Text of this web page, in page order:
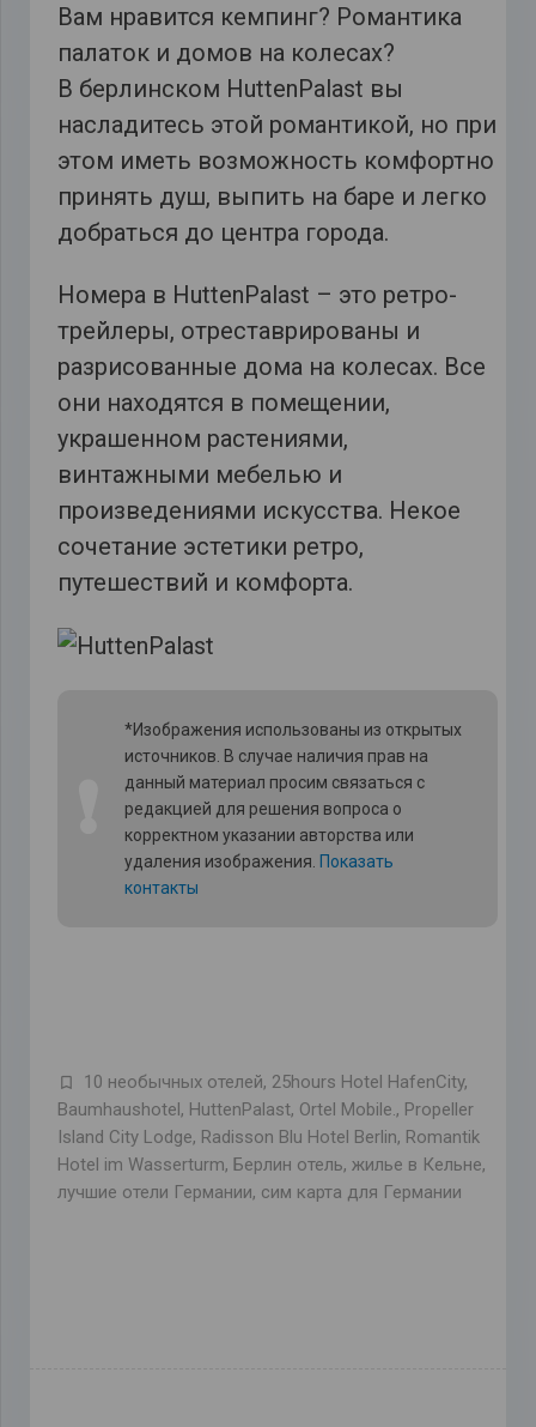
Вам нравится кемпинг? Романтика
палаток и домов на колесах?
В берлинском HuttenPalast вы
насладитесь этой романтикой, но при
этом иметь возможность комфортно
принять душ, выпить на баре и легко
добраться до центра города.
Номера в HuttenPalast – это ретро-
трейлеры, отреставрированы и
разрисованные дома на колесах. Все
они находятся в помещении,
украшенном растениями,
винтажными мебелью и
произведениями искусства. Некое
сочетание эстетики ретро, ​​
путешествий и комфорта.
*Изображения использованы из открытых
источников. В случае наличия прав на
данный материал просим связаться с
редакцией для решения вопроса о
корректном указании авторства или
удаления изображения. Показать
контакты
10 необычных отелей, 25hours Hotel HafenCity,
Baumhaushotel, HuttenPalast, Ortel Mobile., Propeller
Island City Lodge, Radisson Blu Hotel Berlin, Romantik
Hotel im Wasserturm, Берлин отель, жилье в Кельне,
лучшие отели Германии, сим карта для Германии